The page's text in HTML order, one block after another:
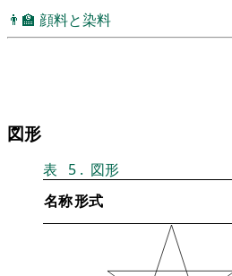
👨‍🏫 顔料と染料
図形
表 5 . 図形
名称形式